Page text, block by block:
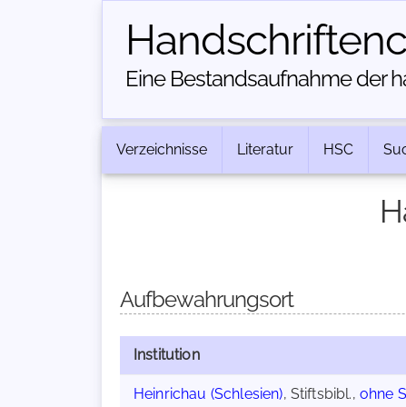
Eine Bestandsaufnahme der
Verzeichnisse Literatur HSC
Aufbewahrungsort
Institution
Heinrichau (Schlesien), Stiftsbibl., ohne